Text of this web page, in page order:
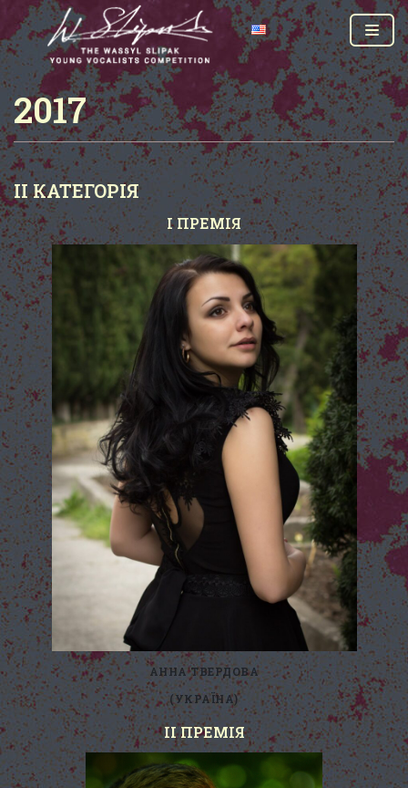
Перейти
до
вмісту
2017
II КАТЕГОРІЯ
І ПРЕМІЯ
АННА ТВЕРДОВА
(УКРАЇНА)
II ПРЕМІЯ